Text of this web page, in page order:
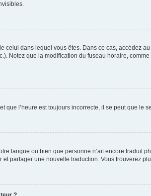
celui dans lequel vous êtes. Dans ce cas, accédez au
Notez que la modification du fuseau horaire,
que l’heure est toujours incorrecte, il se peut que le
langue ou bien que personne n’ait encore traduit
partager une nouvelle traduction. Vous trouverez